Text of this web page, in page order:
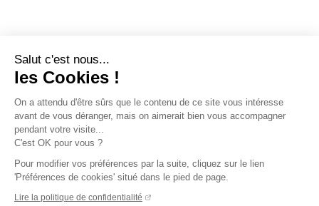
Salut c'est nous...
les Cookies !
On a attendu d'être sûrs que le contenu de ce site vous intéresse
avant de vous déranger, mais on aimerait bien vous accompagner
pendant votre visite...
C'est OK pour vous ?
Pour modifier vos préférences par la suite, cliquez sur le lien
'Préférences de cookies' situé dans le pied de page.
Lire la politique de confidentialité